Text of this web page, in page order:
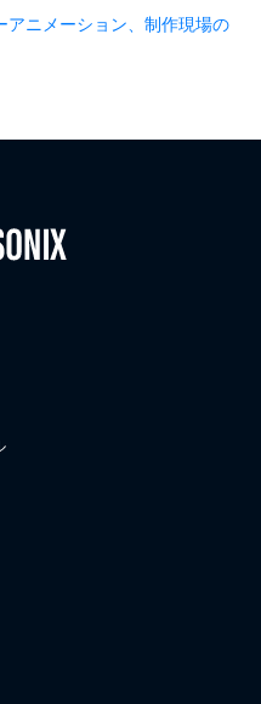
ニメーション、制作現場の